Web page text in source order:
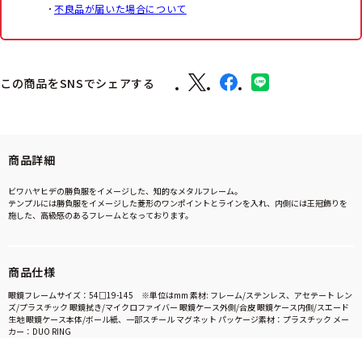
不良品が届いた場合について
この商品をSNSでシェアする
商品詳細
ビワハヤヒデの勝負服をイメージした、知的なメタルフレーム。
テンプルには勝負服をイメージした菱形のワンポイントとラインを入れ、内側には王冠飾りを
施した、高級感のあるフレームとなっております。
商品仕様
眼鏡フレームサイズ：54□19-145 ※単位はmm 素材: フレーム/ステンレス、アセテート レン
ズ/プラスチック 眼鏡拭き/マイクロファイバー 眼鏡ケース外側/合皮 眼鏡ケース内側/スエード
生地 眼鏡ケース本体/ボール紙、一部スチール マグネット パッケージ素材：プラスチック メー
カー：DUO RING